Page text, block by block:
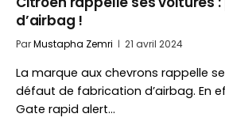
d’airbag !
ParMustapha Zemri 21 avril 2024
La marque aux chevrons rappelle
défaut de fabrication d’airbag. En
Gate rapid alert…